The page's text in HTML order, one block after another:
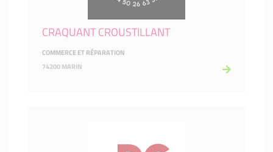
CRAQUANT CROUSTILLANT
COMMERCE ET RÉPARATION
74200 MARIN